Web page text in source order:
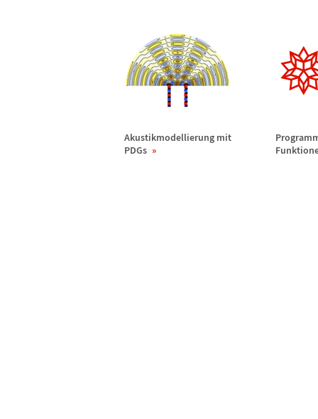
Akustikmodellierung mit
PDGs